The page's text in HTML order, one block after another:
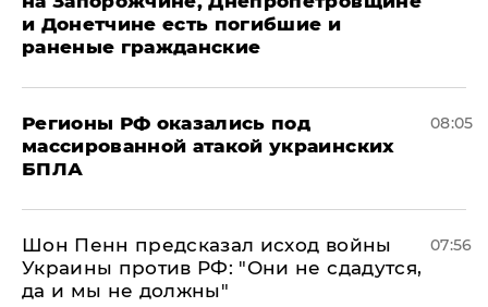
и Донетчине есть погибшие и
раненые гражданские
Регионы РФ оказались под
массированной атакой украинских
БПЛА
08:05
Шон Пенн предсказал исход войны
Украины против РФ: "Они не сдадутся,
да и мы не должны"
07:56